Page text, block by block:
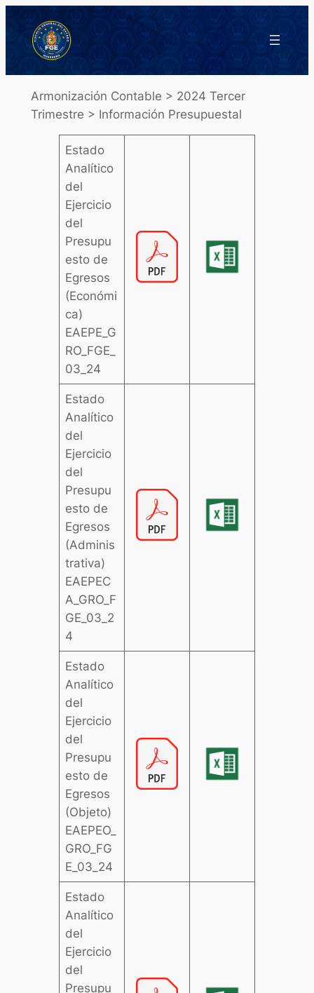
Saltar
al
contenido
Armonización Contable > 2024 Tercer
Trimestre > Información Presupuestal
Estado
Analítico
del
Ejercicio
del
Presupu
esto de
Egresos
(Económi
ca)
EAEPE_G
RO_FGE_
03_24
Estado
Analítico
del
Ejercicio
del
Presupu
esto de
Egresos
(Adminis
trativa)
EAEPEC
A_GRO_F
GE_03_2
4
Estado
Analítico
del
Ejercicio
del
Presupu
esto de
Egresos
(Objeto)
EAEPEO_
GRO_FG
E_03_24
Estado
Analítico
del
Ejercicio
del
Presupu